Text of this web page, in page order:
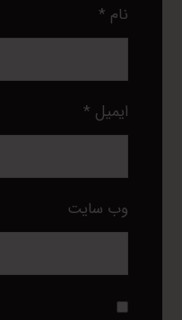
نام *
ایمیل *
وب‌ سایت